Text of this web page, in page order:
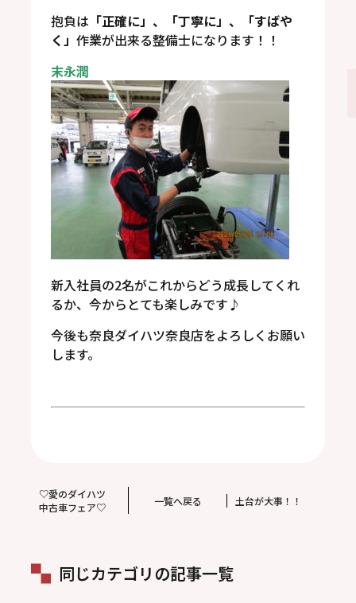
抱負は 「正確に」、「丁寧に」、「すばや
く」 作業が出来る整備士になります！！
末永潤
新入社員の2名がこれからどう成長してくれ
るか、今からとても楽しみです♪
今後も奈良ダイハツ奈良店をよろしくお願い
します。
♡愛のダイハツ
中古車フェア♡
一覧へ戻る 土台が大事！！
同じカテゴリの記事一覧